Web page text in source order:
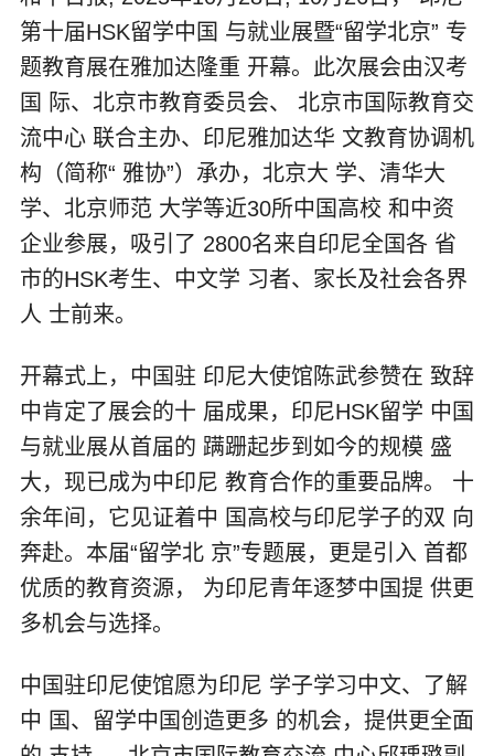
第十届HSK留学中国 与就业展暨“留学北京” 专
题教育展在雅加达隆重 开幕。此次展会由汉考
国 际、北京市教育委员会、 北京市国际教育交
流中心 联合主办、印尼雅加达华 文教育协调机
构（简称“ 雅协”）承办，北京大 学、清华大
学、北京师范 大学等近30所中国高校 和中资
企业参展，吸引了 2800名来自印尼全国各 省
市的HSK考生、中文学 习者、家长及社会各界
人 士前来。
开幕式上，中国驻 印尼大使馆陈武参赞在 致辞
中肯定了展会的十 届成果，印尼HSK留学 中国
与就业展从首届的 蹒跚起步到如今的规模 盛
大，现已成为中印尼 教育合作的重要品牌。 十
余年间，它见证着中 国高校与印尼学子的双 向
奔赴。本届“留学北 京”专题展，更是引入 首都
优质的教育资源， 为印尼青年逐梦中国提 供更
多机会与选择。
中国驻印尼使馆愿为印尼 学子学习中文、了解
中 国、留学中国创造更多 的机会，提供更全面